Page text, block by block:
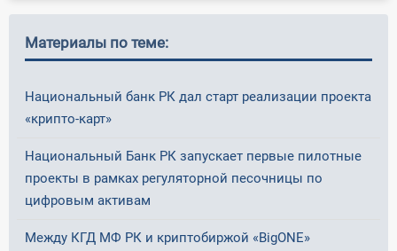
Материалы по теме:
Национальный банк РК дал старт реализации проекта
«крипто-карт»
Национальный Банк РК запускает первые пилотные
проекты в рамках регуляторной песочницы по
цифровым активам
Между КГД МФ РК и криптобиржой «BigONE»